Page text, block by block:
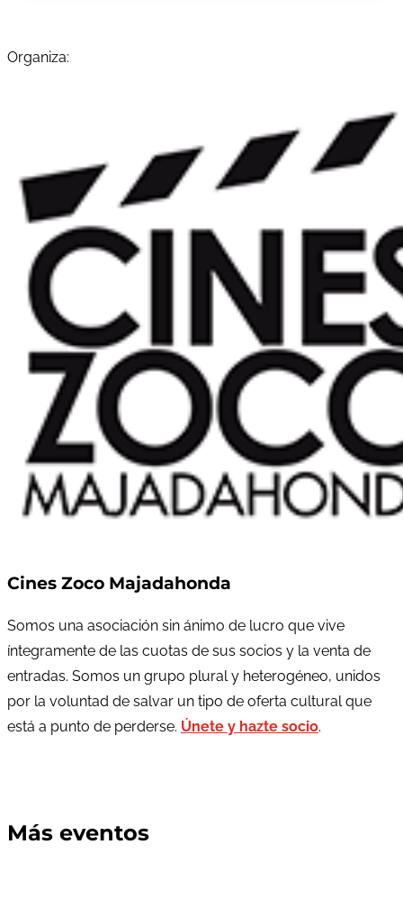
Organiza:
Cines Zoco Majadahonda
Somos una asociación sin ánimo de lucro que vive
íntegramente de las cuotas de sus socios y la venta de
entradas. Somos un grupo plural y heterogéneo, unidos
por la voluntad de salvar un tipo de oferta cultural que
está a punto de perderse. Únete y hazte socio.
Más eventos